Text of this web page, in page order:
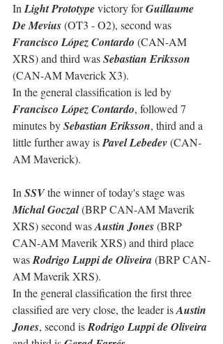
In Light Prototype victory for Guillaume
De Mevius (OT3 - O2), second was
Francisco López Contardo (CAN-AM
XRS) and third was Sebastian Eriksson
(CAN-AM Maverick X3).
In the general classification is led by
Francisco López Contardo, followed 7
minutes by Sebastian Eriksson, third and a
little further away is Pavel Lebedev (CAN-
AM Maverick).
In SSV the winner of today's stage was
Michal Goczal (BRP CAN-AM Maverik
XRS) second was Austin Jones (BRP
CAN-AM Maverik XRS) and third place
was Rodrigo Luppi de Oliveira (BRP CAN-
AM Maverik XRS).
In the general classification the first three
classified are very close, the leader is Austin
Jones, second is Rodrigo Luppi de Oliveira